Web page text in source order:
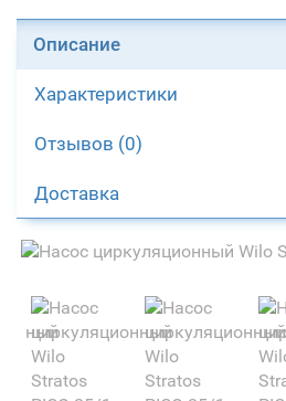
Описание
Характеристики
Отзывов (0)
Доставка